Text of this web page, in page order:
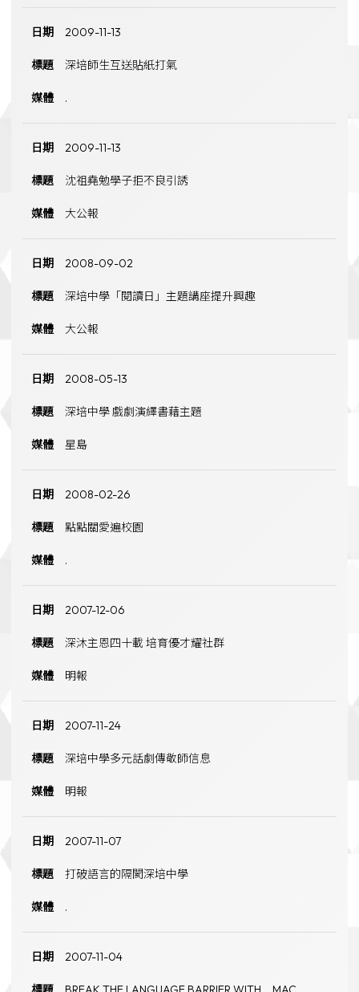
2009-11-13
深培師生互送貼紙打氣
.
2009-11-13
沈祖堯勉學子拒不良引誘
大公報
2008-09-02
深培中學「閱讀日」主題講座提升興趣
大公報
2008-05-13
深培中學 戲劇演繹書藉主題
星島
2008-02-26
點點關愛遍校園
.
2007-12-06
深沐主恩四十載 培育優才耀社群
明報
2007-11-24
深培中學多元話劇傳敬師信息
明報
2007-11-07
打破語言的隔閡深培中學
.
2007-11-04